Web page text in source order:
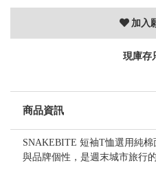
加入
現庫存
商品資訊
SNAKEBITE 短袖T恤選用純
與品牌個性，是週末城市旅行